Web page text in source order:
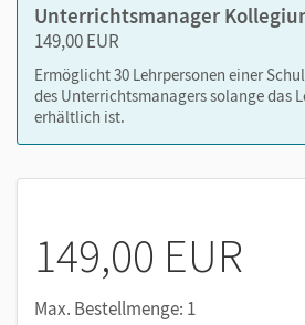
Simulationen
Nutzen Sie den Unterrichtsmanager
oder über die Cornelsen Lernen App.
Unterrichtsmanager
149,00 EUR
Ermöglicht 30 Lehrpersonen einer
des Unterrichtsmanagers solange das
erhältlich ist.
149,00 EUR
Max. Bestellmenge: 1